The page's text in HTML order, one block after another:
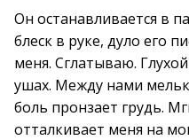
Он останавливается в
блеск в руке, дуло его
меня. Сглатываю.
ушах. Между нами
боль пронзает грудь.
отталкивает меня на